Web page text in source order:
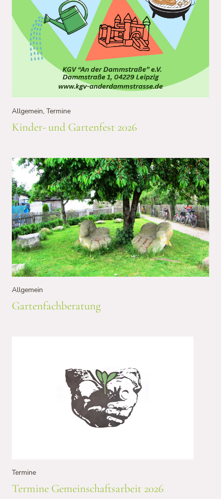
Allgemein, Termine
Kinder- und Gartenfest 2026
Allgemein
Gartenfachberatung
Termine
Termine Gemeinschaftsarbeit 2026